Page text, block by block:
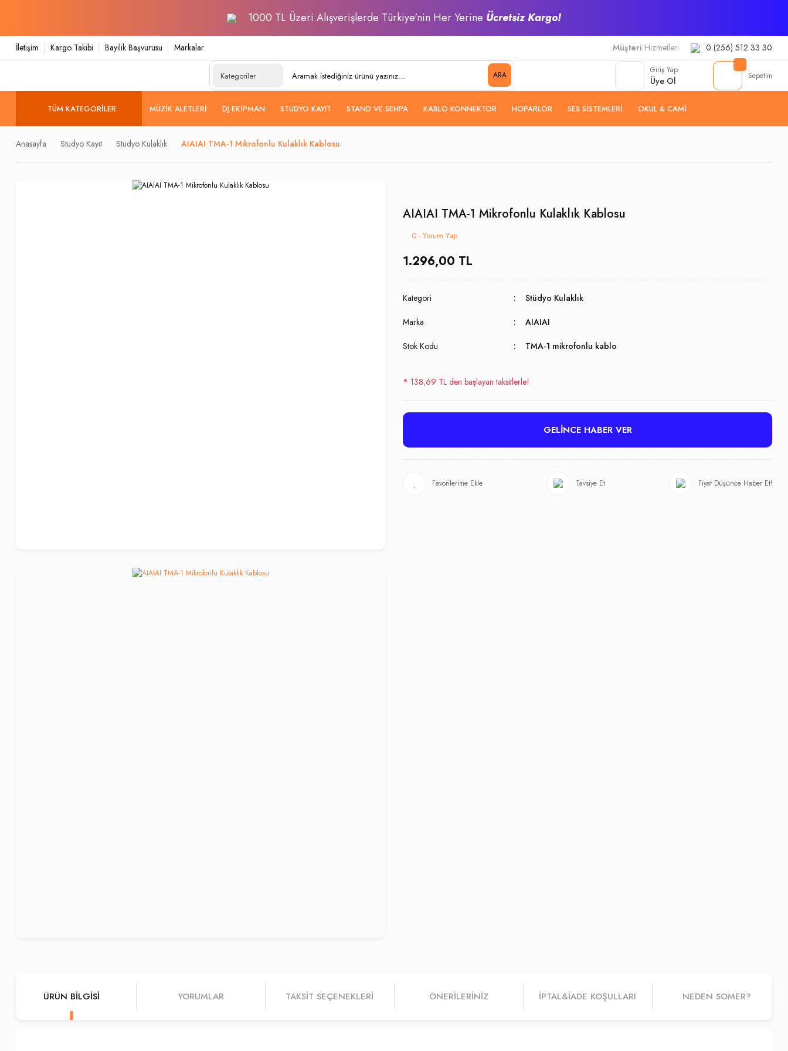
1000 TL Üzeri Alışverişlerde Türkiye'nin Her Yerine Ücretsiz Kargo!
İletişim Kargo Takibi Bayilik Başvurusu Markalar Müşteri Hizmetleri 0 (256) 512 33 30
ARA
Giriş Yap
Üye Ol Sepetim
TÜM KATEGORILER MÜZIK ALETLERI DJ EKIPMAN STUDYO KAYIT STAND VE SEHPA KABLO KONNEKTOR HOPARLÖR SES SISTEMLERI OKUL & CAMI
Anasayfa Studyo Kayıt Stüdyo Kulaklık AIAIAI TMA-1 Mikrofonlu Kulaklık Kablosu
AIAIAI TMA-1 Mikrofonlu Kulaklık Kablosu
0 - Yorum Yap
1.296,00 TL
Kategori Stüdyo Kulaklık
Marka AIAIAI
Stok Kodu TMA-1 mikrofonlu kablo
* 138,69 TL den başlayan taksitlerle!
GELİNCE HABER VER
Tavsiye Et Fiyat Düşünce Haber Et!
ÜRÜN BILGISI YORUMLAR TAKSIT SEÇENEKLERI ÖNERILERINIZ İPTAL&IADE KOŞULLARI NEDEN SOMER?